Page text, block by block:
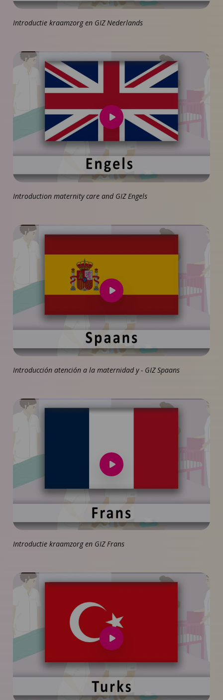
Introductie kraamzorg en GIZ Nederlands
Speel
af
Introduction maternity care and GIZ Engels
Speel
af
Introducción atención a la maternidad y - GIZ Spaans
Speel
af
Introductie kraamzorg en GIZ Frans
Speel
af